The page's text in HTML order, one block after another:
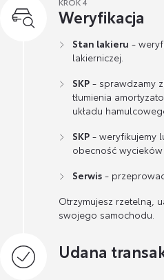
Weryfikacja
Stan lakieru -
lakierniczej.
SKP - sprawdzamy
tłumienia
układu
SKP - weryfikujemy
obecność
Serwis -
Otrzymujesz rzetelną,
swojego samochodu.
Udana